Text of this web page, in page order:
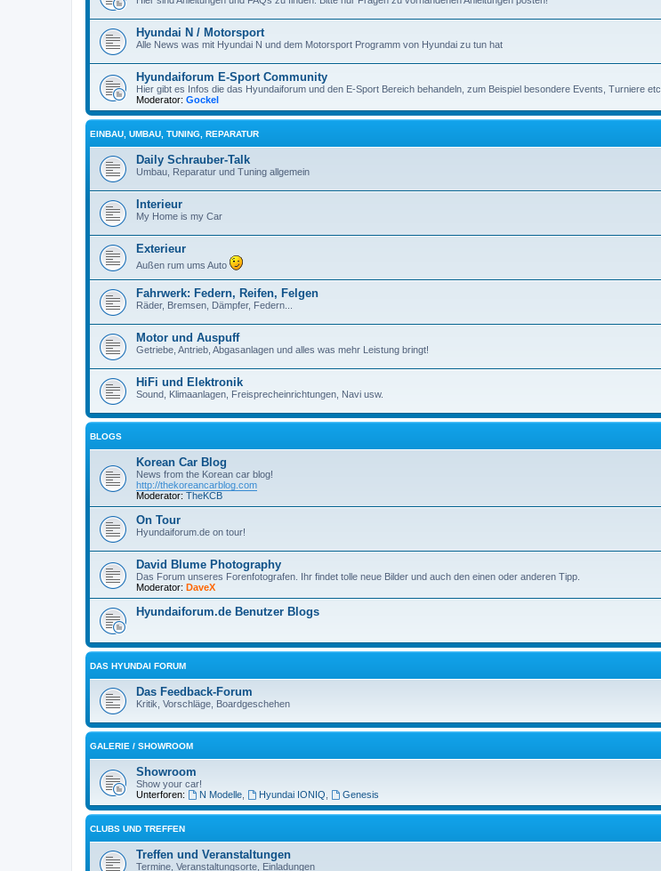
Hyundai N / Motorsport
Alle News was mit Hyundai N und dem Motorsport Programm von Hyundai zu tun hat
Hyundaiforum E-Sport Community
Hier gibt es Infos die das Hyundaiforum und den E-Sport Bereich behandeln, zum Beispiel besondere Events, Turniere etc.
Moderator: Gockel
EINBAU, UMBAU, TUNING, REPARATUR
Daily Schrauber-Talk
Umbau, Reparatur und Tuning allgemein
Interieur
My Home is my Car
Exterieur
Außen rum ums Auto
Fahrwerk: Federn, Reifen, Felgen
Räder, Bremsen, Dämpfer, Federn...
Motor und Auspuff
Getriebe, Antrieb, Abgasanlagen und alles was mehr Leistung bringt!
HiFi und Elektronik
Sound, Klimaanlagen, Freisprecheinrichtungen, Navi usw.
BLOGS
Korean Car Blog
News from the Korean car blog!
http://thekoreancarblog.com
Moderator: TheKCB
On Tour
Hyundaiforum.de on tour!
David Blume Photography
Das Forum unseres Forenfotografen. Ihr findet tolle neue Bilder und auch den einen oder anderen Tipp.
Moderator: DaveX
Hyundaiforum.de Benutzer Blogs
DAS HYUNDAI FORUM
Das Feedback-Forum
Kritik, Vorschläge, Boardgeschehen
GALERIE / SHOWROOM
Showroom
Show your car!
Unterforen:
N Modelle, Hyundai IONIQ Genesis
CLUBS UND TREFFEN
Treffen und Veranstaltungen
Termine, Veranstaltungsorte, Einladungen